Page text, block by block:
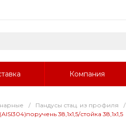
Компания
/ Пандусы стац. из профиля
/
38,1х1,5/стойка 38,1х1,5